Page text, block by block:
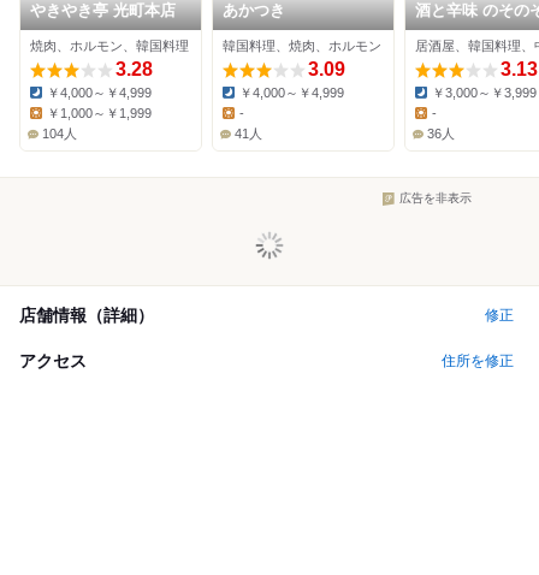
やきやき亭 光町本店
焼肉、ホルモン、韓国料理
3.28
Dinner:
￥4,000～￥4,999
￥1,000～￥1,999
104人
あかつき
韓国料理、焼肉、ホルモン
3.09
Dinner:
￥4,000～￥4,999
Lunch:
-
41人
酒と辛味 のその
3.13
Dinner:
￥3,000～￥3,999
Lunch:
-
36人
広告を非表示
店舗情報（詳細） 修正
アクセス 住所を修正